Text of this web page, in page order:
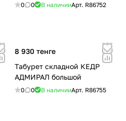
0 0 В наличииАрт. R86752
8 930 тенге
Табурет складной КЕДР
АДМИРАЛ большой
0 0 В наличииАрт. R86755